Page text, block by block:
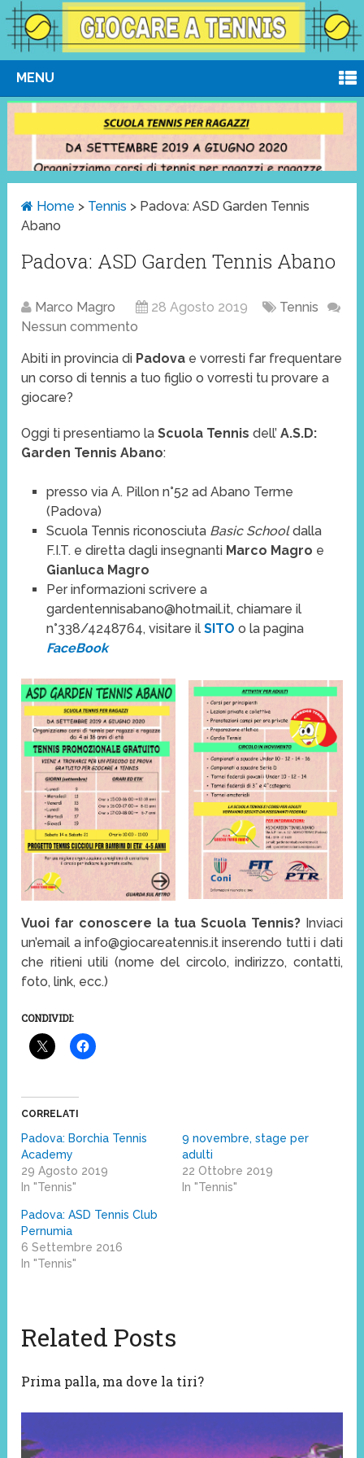
MENU
Home > Tennis > Padova: ASD Garden Tennis
Abano
Padova: ASD Garden Tennis Abano
Marco Magro 28 Agosto 2019
Tennis
Nessun commento
Abiti in provincia di Padova e vorresti far frequentare
un corso di tennis a tuo figlio o vorresti tu provare a
giocare?
Oggi ti presentiamo laScuola Tennis dell’ A.S.D:
Garden Tennis Abano:
presso via A. Pillon n°52 ad Abano Terme
(Padova)
Scuola Tennis riconosciuta Basic Schooldalla
F.I.T. e diretta dagli insegnanti Marco Magro e
Gianluca Magro
Per informazioni scrivere a
gardentennisabano@hotmail.it, chiamare il
n°338/4248764, visitare il SITO o la pagina
FaceBook
Vuoi far conoscere la tua Scuola Tennis?Inviaci
un’email a info@giocareatennis.it inserendo tutti i dati
che ritieni utili (nome del circolo, indirizzo, contatti,
foto, link, ecc.)
CONDIVIDI:
CORRELATI
Padova: Borchia Tennis
Academy
29 Agosto 2019
In "Tennis"
9 novembre, stage per
adulti
22 Ottobre 2019
In "Tennis"
Padova: ASD Tennis Club
Pernumia
6 Settembre 2016
In "Tennis"
Related Posts
Prima palla, ma dove la tiri?